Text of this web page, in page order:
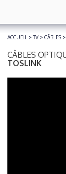
ACCUEIL >TV > CÂBLES >
CÂBLES
TOSLINK